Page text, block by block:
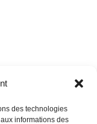
des technologies
informations des